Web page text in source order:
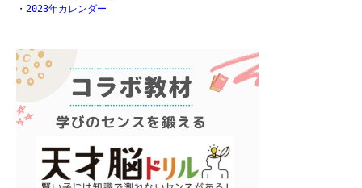
・ 2023年カレンダー